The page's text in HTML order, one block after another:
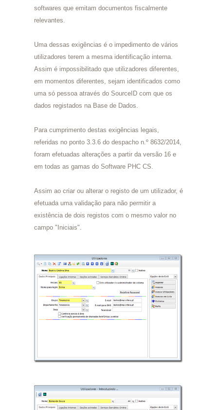
softwares que emitam documentos fiscalmente
relevantes.
Uma dessas exigências é o impedimento de vários
utilizadores terem a mesma identificação interna.
Assim é impossibilitado que utilizadores diferentes,
em momentos diferentes, sejam identificados como
uma só pessoa através do SourceID com que os
dados registados na Base de Dados.
Para cumprimento destas exigências legais,
referidas no ponto 3.3.6 do despacho n.º 8632/2014,
foram efetuadas alterações a partir da versão 16 e
em todas as gamas do Software PHC CS.
Assim ao criar ou alterar o registo de um utilizador, é
efetuada uma validação para não permitir a
existência de dois registos com o mesmo valor no
campo "Iniciais".